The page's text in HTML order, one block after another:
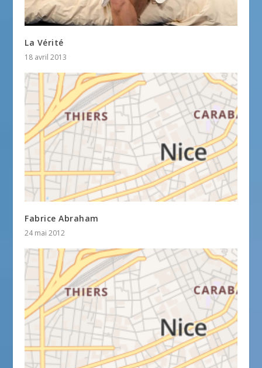
La Vérité
18 avril 2013
Fabrice Abraham
24 mai 2012